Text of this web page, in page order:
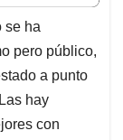
se ha
pero público,
a punto
hay
con